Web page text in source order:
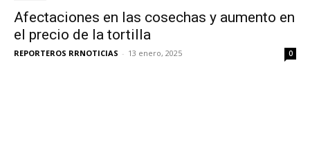
Afectaciones en las cosechas y aumento en
el precio de la tortilla
REPORTEROS RRNOTICIAS - 13 enero, 2025 0